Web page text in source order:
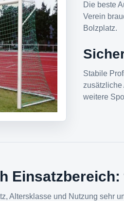
Die beste
Verein
Bolzplatz.
Stabile
zusätzliche
weitere
Altersklasse und Nutzung sehr